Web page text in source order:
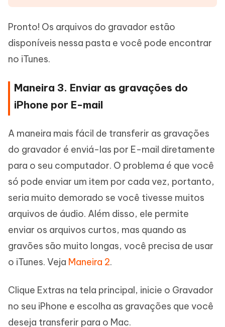
Pronto! Os arquivos do gravador estão
disponíveis nessa pasta e você pode encontrar
no iTunes.
Maneira 3. Enviar as gravações do
iPhone por E-mail
A maneira mais fácil de transferir as gravações
do gravador é enviá-las por E-mail diretamente
para o seu computador. O problema é que você
só pode enviar um item por cada vez, portanto,
seria muito demorado se você tivesse muitos
arquivos de áudio. Além disso, ele permite
enviar os arquivos curtos, mas quando as
gravões são muito longas, você precisa de usar
o iTunes. Veja Maneira 2.
Clique Extras na tela principal, inicie o Gravador
no seu iPhone e escolha as gravações que você
deseja transferir para o Mac.